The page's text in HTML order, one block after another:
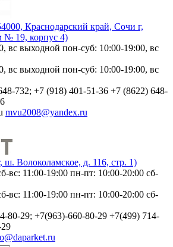
Краснодарский край, Сочи г,
№ 19, корпус 4)
пон-суб: 10:00-19:00, вс
пон-суб: 10:00-19:00, вс
+7 (8622) 648-
mvu2008@yandex.ru
ш. Волоколамское, д. 116, стр. 1)
пн-пт: 10:00-20:00 сб-
пн-пт: 10:00-20:00 сб-
+7(499) 714-